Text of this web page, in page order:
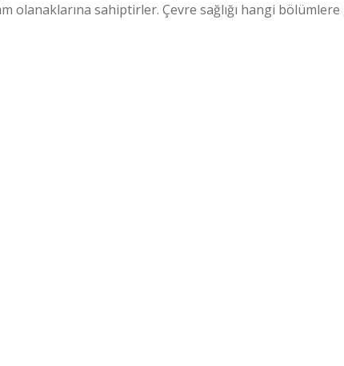
olanaklarına sahiptirler. Çevre sağlığı hangi bölümlere